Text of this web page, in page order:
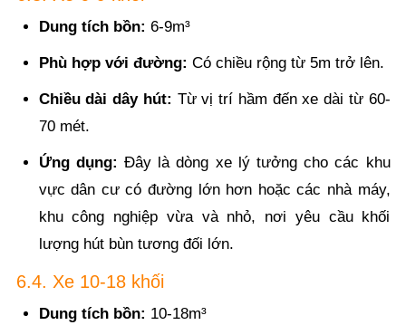
Dung tích bồn: 6-9m³
Phù hợp với đường: Có chiều rộng từ 5m trở lên.
Chiều dài dây hút: Từ vị trí hầm đến xe dài từ 60-
70 mét.
Ứng dụng: Đây là dòng xe lý tưởng cho các khu
vực dân cư có đường lớn hơn hoặc các nhà máy,
khu công nghiệp vừa và nhỏ, nơi yêu cầu khối
lượng hút bùn tương đối lớn.
6.4. Xe 10-18 khối
Dung tích bồn: 10-18m³